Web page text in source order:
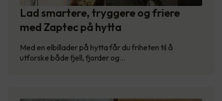
Lad smartere, tryggere og friere
med Zaptec på hytta
Med en elbillader på hytta får du friheten til å
utforske både fjell, fjorder og…